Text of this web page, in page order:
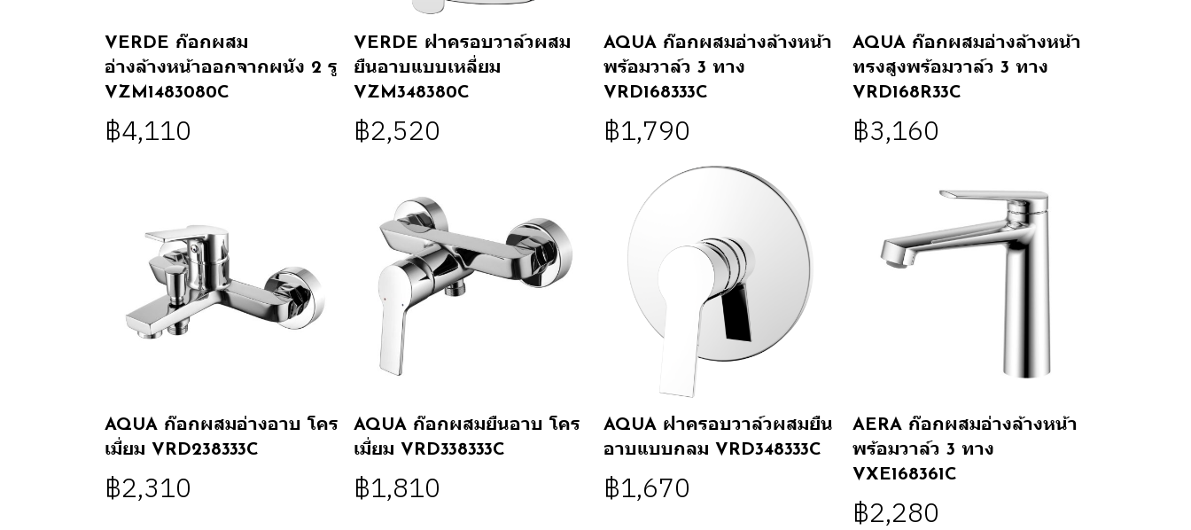
VERDE ก๊อกผสม
อ่างล้างหน้าออกจากผนัง 2 รู
VZM1483080C
฿4,110
VERDE ฝาครอบวาล์วผสม
ยืนอาบแบบเหลี่ยม
VZM348380C
฿2,520
AQUA ก๊อกผสมอ่างล้างหน้า
พร้อมวาล์ว 3 ทาง
VRD168333C
฿1,790
AQUA ก๊อกผสมอ่างล้างหน้า
ทรงสูงพร้อมวาล์ว 3 ทาง
VRD168R33C
฿3,160
AQUA ก๊อกผสมอ่างอาบ โคร
เมี่ยม VRD238333C
฿2,310
AQUA ก๊อกผสมยืนอาบ โคร
เมี่ยม VRD338333C
฿1,810
AQUA ฝาครอบวาล์วผสมยืน
อาบแบบกลม VRD348333C
฿1,670
AERA ก๊อกผสมอ่างล้างหน้า
พร้อมวาล์ว 3 ทาง
VXE168361C
฿2,280